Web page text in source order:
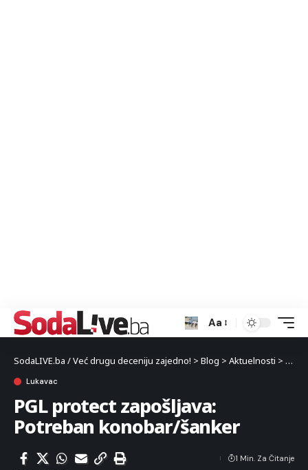
Aa
SodaLIVE.ba / Već drugu deceniju zajedno! > Blog > Aktuelnosti >
Lukavac
PGL protect zapošljava:
Potreban konobar/šanker
1 Min. Za Čitanje